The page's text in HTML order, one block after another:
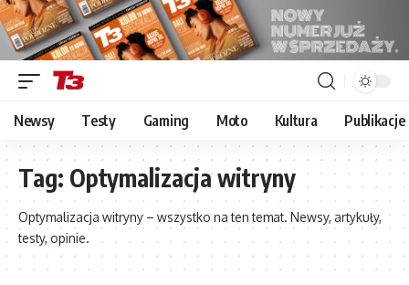
Newsy Testy Gaming Moto Kultura Publikacje
Tag: Optymalizacja witryny
Optymalizacja witryny – wszystko na ten temat. Newsy, artykuły,
testy, opinie.